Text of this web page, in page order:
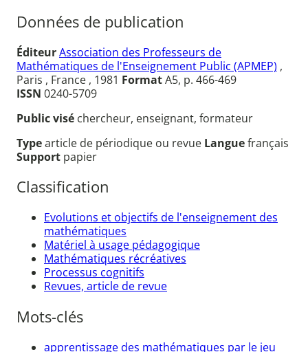
Données de publication
ÉditeurAssociation des Professeurs de
Mathématiques de l'Enseignement Public (APMEP) ,
Paris , France , 1981 FormatA5, p. 466-469
ISSN 0240-5709
Public visé chercheur, enseignant, formateur
Typearticle de périodique ou revue Languefrançais
Support papier
Classification
Evolutions et objectifs de l'enseignement des
mathématiques
Matériel à usage pédagogique
Mathématiques récréatives
Processus cognitifs
Revues, article de revue
Mots-clés
apprentissage des mathématiques par le jeu